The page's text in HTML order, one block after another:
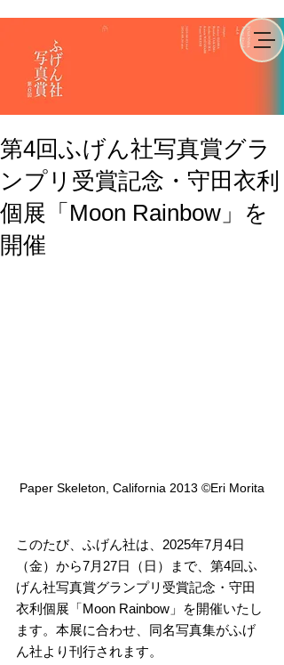
第4回ふげん社写真賞グラ
ンプリ受賞記念・守田衣利
個展「Moon Rainbow」を
開催
Paper Skeleton, California 2013 ©️Eri Morita
このたび、ふげん社は、2025年7月4日
（金）から7月27日（日）まで、第4回ふ
げん社写真賞グランプリ受賞記念・守田
衣利個展「Moon Rainbow」を開催いたし
ます。本展に合わせ、同名写真集がふげ
ん社より刊行されます。